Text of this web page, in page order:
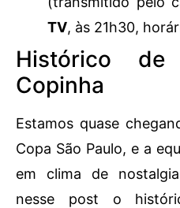
TV, às 21h30,
Histórico de
Copinha
Estamos quase
Copa São Paulo, e a
em clima de
nesse post o